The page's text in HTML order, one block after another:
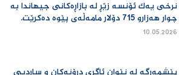
نرخی یەك ئۆنسە زێڕ لە بازاڕەكانی جیهاندا بە
چوار هەزارو 715 دۆلار مامەڵەی پێوە دەكرێت.
10.05.2026